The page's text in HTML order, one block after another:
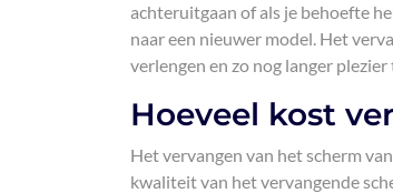
achteruitgaan of als je behoefte
naar een nieuwer model. Het
verlengen en zo nog langer
Hoeveel kost
Het vervangen van het scherm
kwaliteit van het vervangende